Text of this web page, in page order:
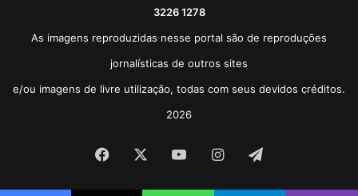
3226 1278
As imagens reproduzidas nesse portal são de reproduções
jornalísticas de outros sites
e/ou imagens de livre utilização, todas com seus devidos créditos.
2026
Facebook YouTubeInstagram